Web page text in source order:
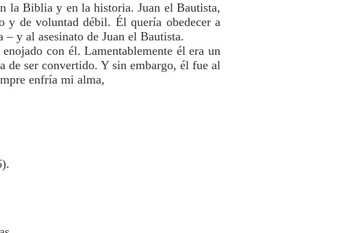
la Biblia y en la historia. Juan el Bautista,
y de voluntad débil. Él quería obedecer a
y al asesinato de Juan el Bautista.
con él. Lamentablemente él era un
de ser convertido. Y sin embargo, él fue al
enfría mi alma,